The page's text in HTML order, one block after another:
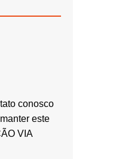
conosco
este
VIA